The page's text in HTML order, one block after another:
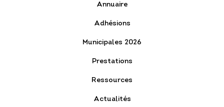
Annuaire
Adhésions
Municipales 2026
Prestations
Ressources
Actualités